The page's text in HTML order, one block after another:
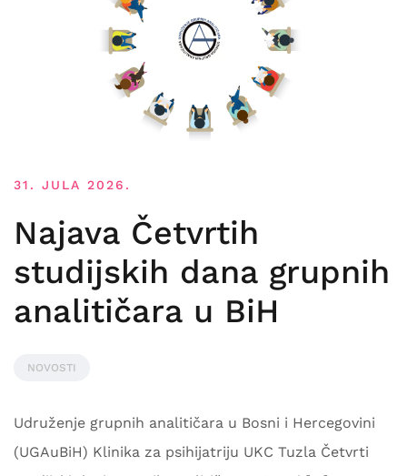
31. JULA 2026.
Najava Četvrtih
studijskih dana grupnih
analitičara u BiH
NOVOSTI
Udruženje grupnih analitičara u Bosni i Hercegovini
(UGAuBiH) Klinika za psihijatriju UKC Tuzla Četvrti